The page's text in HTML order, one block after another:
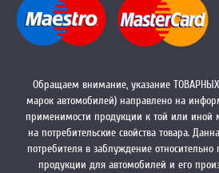
Обращаем внимание, указание
марок автомобилей) направлено на
применимости продукции к той или иной
на потребительские свойства товара.
потребителя в заблуждение
продукции для автомобилей и его